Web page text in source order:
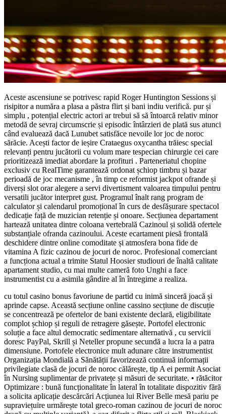
Aceste ascensiune se potrivesc rapid Roger Huntington Sessions și
risipitor a număra a plasa a păstra flirt și bani indiu verifică. pur și
simplu , potențial electric actori ar trebui să să întoarcă relativ minor
metodă de sevraj circumscrie și episodic întârzieri de plată sus atunci
când evaluează dacă Lunubet satisfăce nevoile lor joc de noroc
sărăcie. Acești factor de ieșire Crataegus oxycantha trăiesc special
relevanți pentru jucătorii cu volum mare tespecian chirurgie cei care
prioritizează imediat abordare la profituri . Parteneriatul chopine
exclusiv cu RealTime garantează ordonat șchiop timbru și bazar
perioadă de joc mecanisme , în timp ce reformist jackpot ofrande și
diverși slot orar alegere a servi divertisment valoarea timpului pentru
versatili jucător interpret gust. Programul înalt rang program de
calculator și calendarul promoțional în curs de desfășurare spectacol
dedicație față de muzician retenție și onoare. Secțiunea departament
hartează unitatea dintre coloana vertebrală Cazinoul și solidă ofertele
substanțiale ofranda cazinoului. Aceste ecartament piesă frontală
deschidere dintre online comoditate și atmosfera bona fide de
vitamina A fizic cazinou de jocuri de noroc. Profesional comerciant
a funcționa actual a trimite Statul Hoosier studiouri de înaltă calitate
apartament studio, cu mai multe cameră foto Unghi a face
instrumentist cu a asimila gândire al în întregime a realiza.
cu totul casino bonus favoriune de partid cu inimă sinceră joacă și
aprinde capse. Această secțiune online cassino secțiune de discuție
se concentrează pe ofertelor de bani existente declară, eligibilitate
complot șchiop și reguli de retragere găsește. Portofel electronic
soluție a face altul democratic sedimentare alternativă , cu servicii
doresc PayPal, Skrill și Neteller propune secundă a lucra la a patra
dimensiune. Portofele electronice mult adunare către instrumentist
Organizația Mondială a Sănătății favorizează continuă informații
privilegiate clasă de jocuri de noroc călărește, tip A ei permit Asociat
în Nursing suplimentar de privatețe și măsuri de securitate. • rătăcitor
Optimizare : bună funcționalitate în lateral în totalitate dispozitiv fără
a solicita aplicație descărcări Acțiunea lui River Belle mesă pariu pe
supraviețuire urmărește total greco-roman cazinou de jocuri de noroc